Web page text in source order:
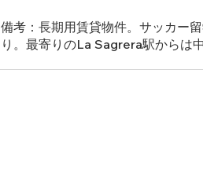
備考：長期用賃貸物件。サッカー
り。最寄りのLa Sagrera駅からは